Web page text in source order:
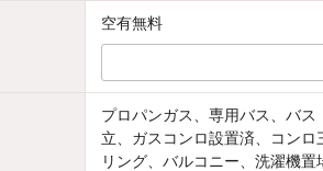
空有無料
プロパンガス、専用バス、バ
立、ガスコンロ設置済、コン
リング、バルコニー、洗濯機